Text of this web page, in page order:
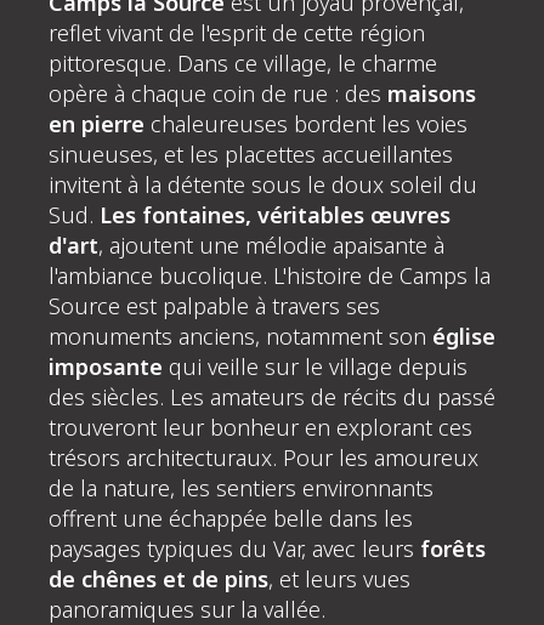
reflet vivant de l'esprit de cette région
pittoresque. Dans ce village, le charme
opère à chaque coin de rue : des maisons
en pierre chaleureuses bordent les voies
sinueuses, et les placettes accueillantes
invitent à la détente sous le doux soleil du
Sud. Les fontaines, véritables œuvres
d'art, ajoutent une mélodie apaisante à
l'ambiance bucolique. L'histoire de Camps la
Source est palpable à travers ses
monuments anciens, notamment son église
imposante qui veille sur le village depuis
des siècles. Les amateurs de récits du passé
trouveront leur bonheur en explorant ces
trésors architecturaux. Pour les amoureux
de la nature, les sentiers environnants
offrent une échappée belle dans les
paysages typiques du Var, avec leurs forêts
de chênes et de pins, et leurs vues
panoramiques sur la vallée.